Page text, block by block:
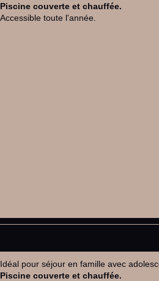
Piscine couverte et chauffée.
Accessible toute l'année.
Idéal pour séjour en famille avec
Piscine couverte et chauffée.